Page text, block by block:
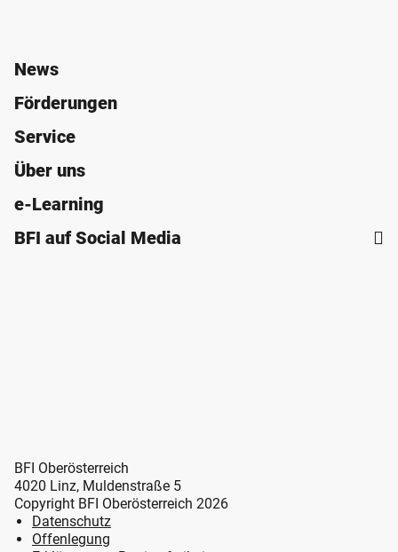
News
Förderungen
Service
Über uns
e-Learning
BFI auf Social Media
BFI Oberösterreich
4020 Linz, Muldenstraße 5
Copyright BFI Oberösterreich 2026
Datenschutz
Offenlegung